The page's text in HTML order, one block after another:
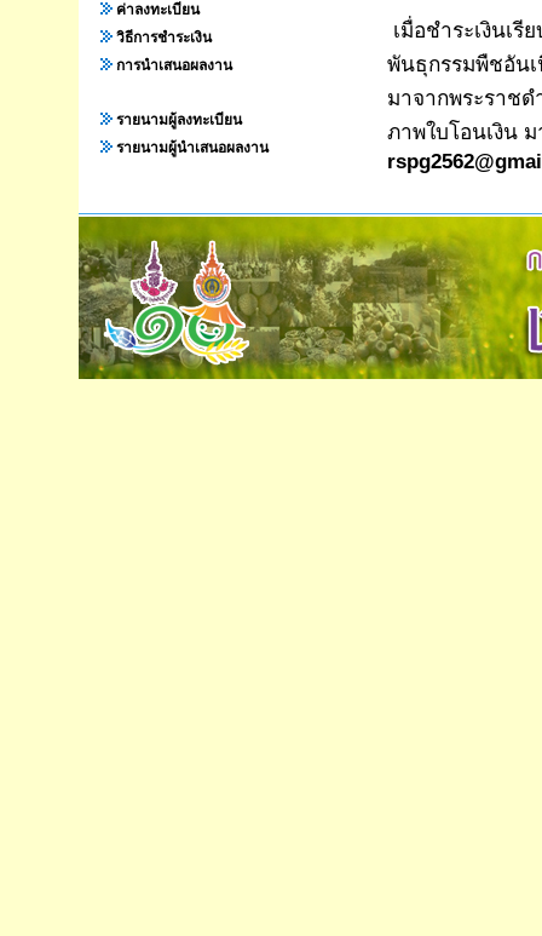
เมื่อชำระเงินเ
พันธุกรรมพืชอันเ
มาจากพระราชด
ภาพใบโอนเงิน ม
ค่าลงทะเบียน
วิธีการชำระเงิน
การนำเสนอผลงาน
รายนามผู้ลงทะเบียน
รายนามผู้นำเสนอผลงาน